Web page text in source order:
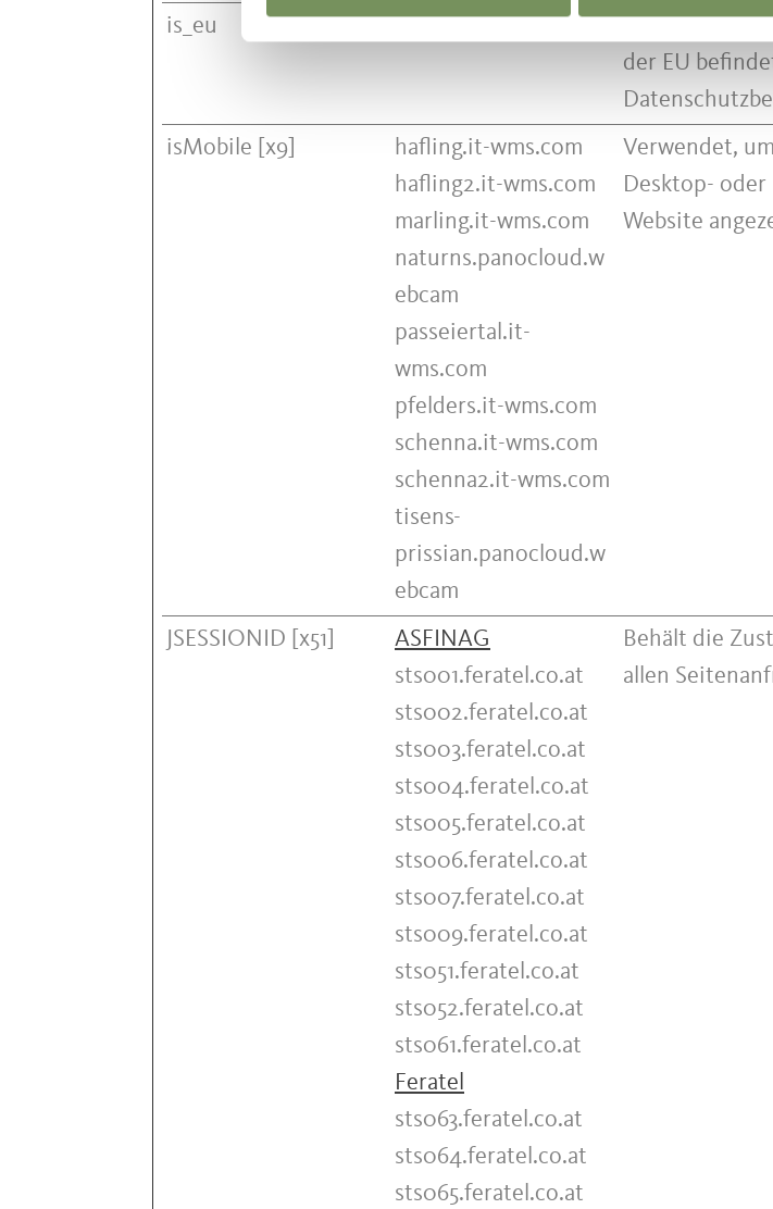
is_eu
der EU
isMobile [x9]
hafling.it-wms.com
hafling2.it-wms.com
marling.it-wms.com
naturns.panocloud.w
ebcam
passeiertal.it-
wms.com
pfelders.it-wms.com
schenna.it-wms.com
schenna2.it-wms.com
tisens-
prissian.panocloud.w
ebcam
Verwendet,
Desktop-
Website
JSESSIONID [x51]
ASFINAG
sts001.feratel.co.at
sts002.feratel.co.at
sts003.feratel.co.at
sts004.feratel.co.at
sts005.feratel.co.at
sts006.feratel.co.at
sts007.feratel.co.at
sts009.feratel.co.at
sts051.feratel.co.at
sts052.feratel.co.at
sts061.feratel.co.at
Feratel
sts063.feratel.co.at
sts064.feratel.co.at
sts065.feratel.co.at
Behält die
allen